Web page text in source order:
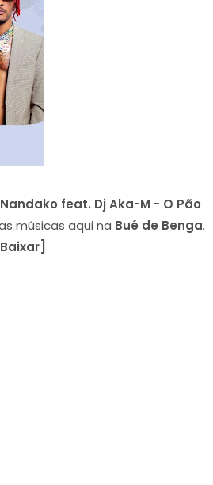
feat. Dj Aka-M - O Pão
músicas aqui na Bué de Benga.